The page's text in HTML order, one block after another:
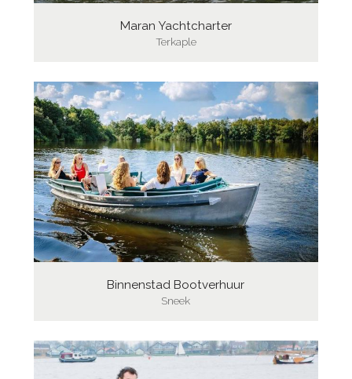
Maran Yachtcharter
Terkaple
Binnenstad Bootverhuur
Sneek